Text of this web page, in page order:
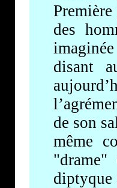
des
imaginé
disant
de son
même
"drame"
diptyque